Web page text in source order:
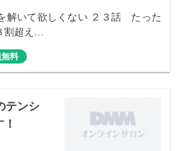
解いて欲しくない ２３話 たった
割超え…
料
テンシ